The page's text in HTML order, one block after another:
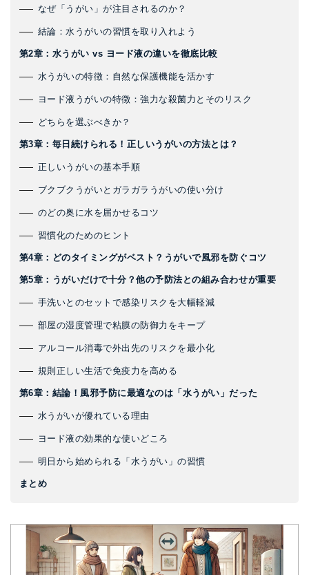
なぜ「うがい」が注目されるのか？
結論：水うがいの習慣を取り入れよう
第2章：水うがい vs ヨード液の違いを徹底比較
水うがいの特徴：自然な保護機能を活かす
ヨード液うがいの特徴：強力な殺菌力とそのリスク
どちらを選ぶべきか？
第3章：毎日続けられる！正しいうがいの方法とは？
正しいうがいの基本手順
ブクブクうがいとガラガラうがいの使い分け
のどの奥に水を届かせるコツ
習慣化のためのヒント
第4章：どのタイミングがベスト？うがいで風邪を防ぐコツ
第5章：うがいだけで十分？他の予防法との組み合わせが重要
手洗いとのセットで感染リスクを大幅軽減
部屋の湿度管理で粘膜の防御力をキープ
アルコール消毒で外出先のリスクを最小化
規則正しい生活で免疫力を高める
第6章：結論！風邪予防に最適なのは「水うがい」だった
水うがいが優れている理由
ヨード液の効果的な使いどころ
明日から始められる「水うがい」の習慣
まとめ